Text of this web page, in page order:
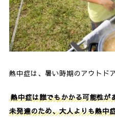
4-5. こまめに休憩する
4-6. 前日はたっぷり眠る
4-7. 無理をしない
5. 熱中症予防に役立つグッ
5-1. 冷却剤
熱中症は、暑い時期のアウトド
熱中症は誰でもかかる可能性が
未発達のため、大人よりも熱中